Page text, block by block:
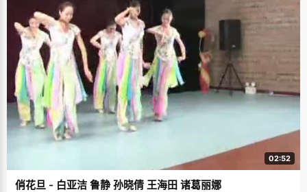
02:52
俏花旦 - 白亚洁 鲁静 孙晓倩 王海田 诸葛丽娜